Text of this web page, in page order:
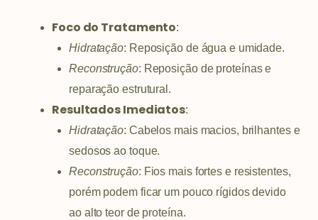
Foco do Tratamento:
Hidratação: Reposição de água e umidade.
Reconstrução: Reposição de proteínas e
reparação estrutural.
Resultados Imediatos:
Hidratação: Cabelos mais macios, brilhantes e
sedosos ao toque.
Reconstrução: Fios mais fortes e resistentes,
porém podem ficar um pouco rígidos devido
ao alto teor de proteína.